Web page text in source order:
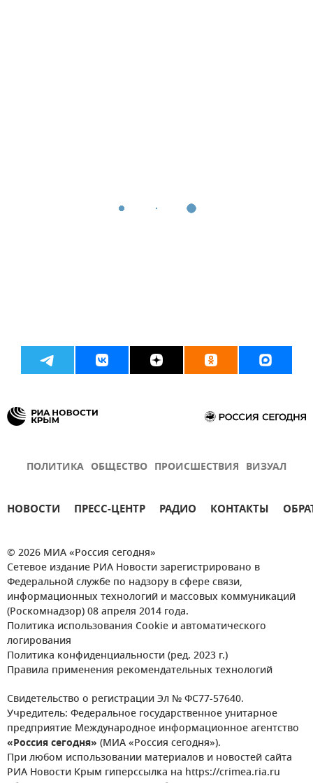
ПОЛИТИКА ОБЩЕСТВО ПРОИСШЕСТВИЯ ВИЗУАЛ
НОВОСТИ ПРЕСС-ЦЕНТР РАДИО КОНТАКТЫ
© 2026 МИА «Россия сегодня»
Сетевое издание РИА Новости зарегистрировано в
Федеральной службе по надзору в сфере связи,
информационных технологий и массовых коммуникаций
(Роскомнадзор) 08 апреля 2014 года.
Политика использования Cookie и автоматического
логирования
Политика конфиденциальности (ред. 2023 г.)
Правила применения рекомендательных технологий
Свидетельство о регистрации Эл № ФС77-57640.
Учредитель: Федеральное государственное унитарное
предприятие Международное информационное агентство
«Россия сегодня» (МИА «Россия сегодня»).
При любом использовании материалов и новостей сайта
РИА Новости Крым гиперссылка на https://crimea.ria.ru